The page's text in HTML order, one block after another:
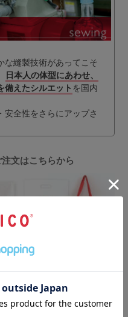
な縫製技術があってこそ
日本人の体型にあわせ、
備えたシルエット を国内
安全性をさらにアップさ
文はこちらから
部抜粋）